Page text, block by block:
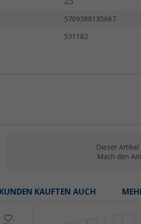
2,5
5709388135667
531182
Dieser
Mach den
KUNDEN KAUFTEN AUCH